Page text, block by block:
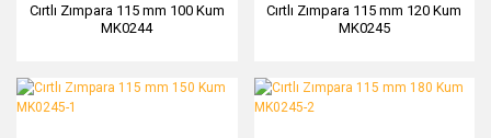
Cırtlı Zımpara 115 mm 100 Kum
MK0244
Cırtlı Zımpara 115 mm 120 Kum
MK0245